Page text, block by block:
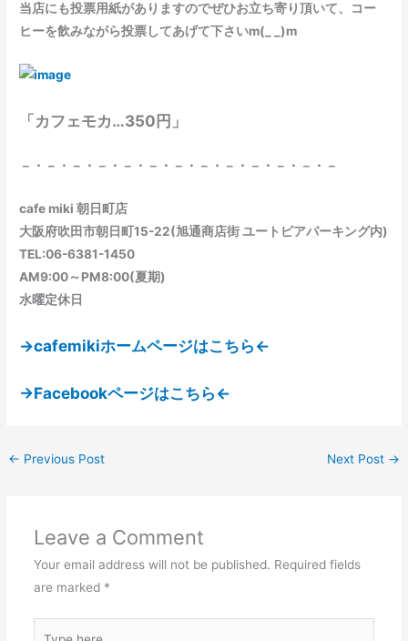
当店にも投票用紙がありますのでぜひお立ち寄り頂いて、コー
ヒーを飲みながら投票してあげて下さいm(_ _)m
「カフェモカ…350円」
－・－・－・－・－・－・－・－・－・－・－・－・－
cafe miki 朝日町店
大阪府吹田市朝日町15-22(旭通商店街 ユートピアパーキング内)
TEL:06-6381-1450
AM9:00～PM8:00(夏期)
水曜定休日
→cafemikiホームページはこちら←
→Facebookページはこちら←
← Previous Post Next Post →
Leave a Comment
Your email address will not be published. Required fields
are marked *